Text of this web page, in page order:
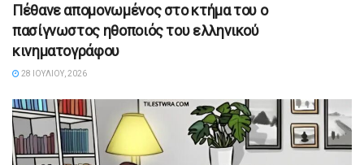
Πέθανε απομονωμένος στο κτήμα του ο
πασίγνωστος ηθοποιός του ελληνικού
κινηματογράφου
28 ΙΟΥΛΊΟΥ, 2026